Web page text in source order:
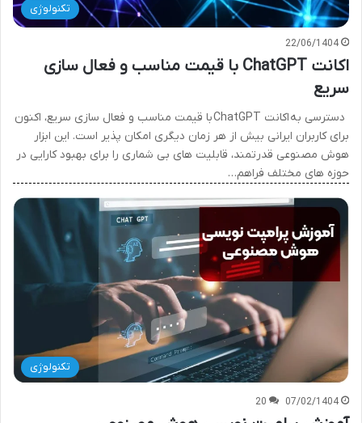
تکنولوژی
22/06/1404
اکانت ChatGPT با قیمت مناسب و فعال سازی
سریع
دسترسی به اکانت ChatGPT با قیمت مناسب و فعال سازی سریع، اکنون
برای کاربران ایرانی بیش از هر زمان دیگری امکان پذیر است. این ابزار
هوش مصنوعی قدرتمند، قابلیت های بی شماری را برای بهبود کارایی در
حوزه های مختلف فراهم…
تکنولوژی
07/02/1404
20